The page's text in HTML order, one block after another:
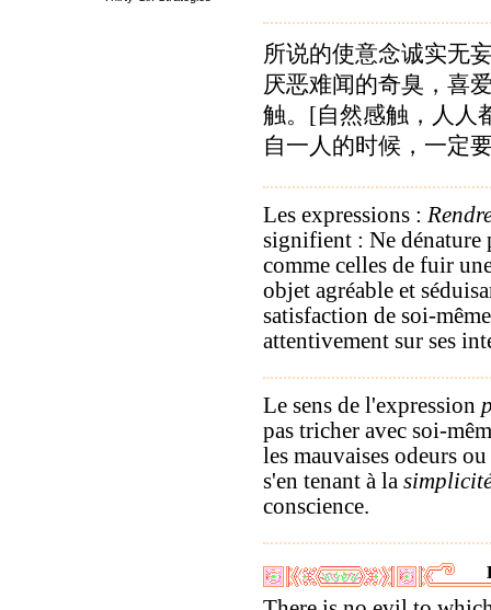
所说的使意念诚实无
厌恶难闻的奇臭，喜
触。[自然感触，人人
自一人的时候，一定
Les expressions :
signifient : Ne
comme celles de fuir
objet agréable et
satisfaction de soi-
attenti­vement sur ses
Le sens de l'expression
pas tricher avec soi-
les mauvaises odeurs
s'en tenant à la
conscience.